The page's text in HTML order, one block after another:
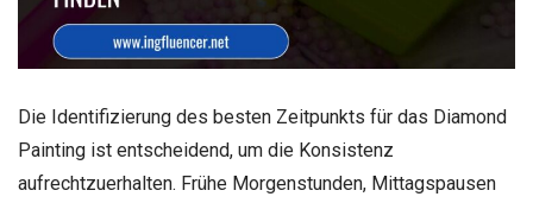
Die Identifizierung des besten Zeitpunkts für das Diamond
Painting ist entscheidend, um die Konsistenz
aufrechtzuerhalten. Frühe Morgenstunden, Mittagspausen